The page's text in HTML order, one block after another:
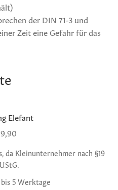
der DIN 71-3 und
Zeit eine Gefahr für das
Elefant
Kleinunternehmer nach §19
5 Werktage